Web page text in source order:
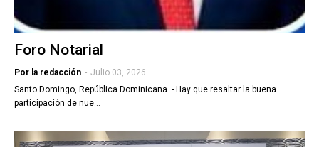
Foro Notarial
Por la redacción - Julio 03, 2026
Santo Domingo, República Dominicana. - Hay que resaltar la buena
participación de nue…